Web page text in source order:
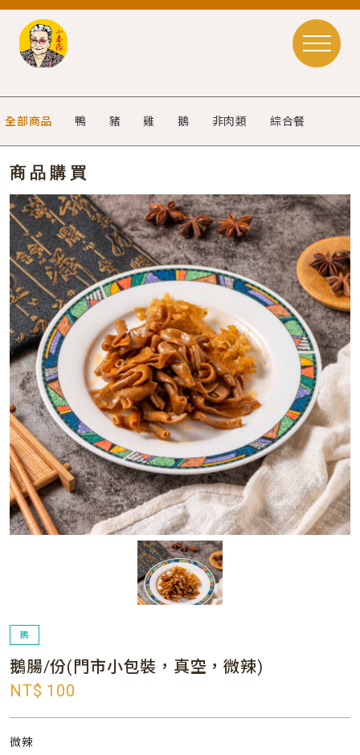
全部商品 鴨 豬 雞 鵝 非肉類 綜合餐
商品購買
鵝
鵝腸/份(門市小包裝，真空，微辣)
NT$ 100
微辣